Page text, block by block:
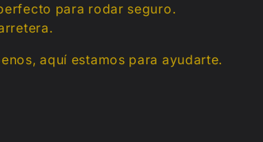
para rodar seguro.
aquí estamos para ayudarte.